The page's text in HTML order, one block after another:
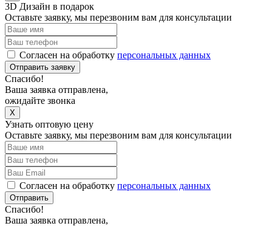
3D Дизайн в подарок
Оставьте заявку, мы перезвоним вам для консультации
Согласен на обработку персональных данных
Отправить заявку
Спасибо!
Ваша заявка отправлена,
ожидайте звонка
X
Узнать оптовую цену
Оставьте заявку, мы перезвоним вам для консультации
Согласен на обработку персональных данных
Отправить
Спасибо!
Ваша заявка отправлена,